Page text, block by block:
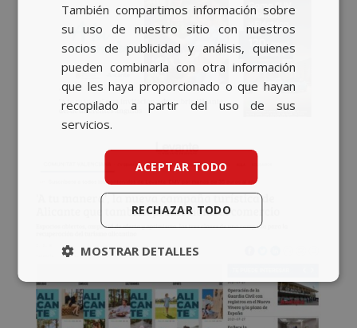
También compartimos información sobre
su uso de nuestro sitio con nuestros
socios de publicidad y análisis, quienes
pueden combinarla con otra información
que les haya proporcionado o que hayan
recopilado a partir del uso de sus
servicios.
ACEPTAR TODO
RECHAZAR TODO
MOSTRAR DETALLES